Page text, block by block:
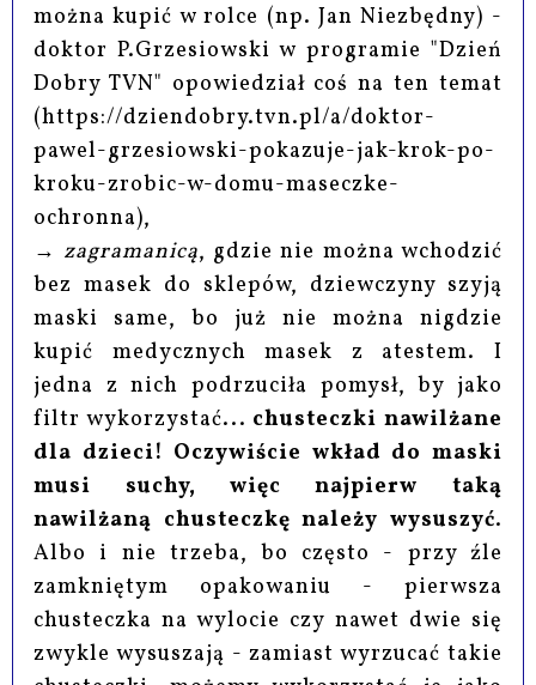
można kupić w rolce (np. Jan Niezbędny) -
doktor P.Grzesiowski w programie "Dzień
Dobry TVN" opowiedział coś na ten temat
(https://dziendobry.tvn.pl/a/doktor-
pawel-grzesiowski-pokazuje-jak-krok-po-
kroku-zrobic-w-domu-maseczke-
ochronna),
→ zagramanicą, gdzie nie można wchodzić
bez masek do sklepów, dziewczyny szyją
maski same, bo już nie można nigdzie
kupić medycznych masek z atestem. I
jedna z nich podrzuciła pomysł, by jako
filtr wykorzystać... chusteczki nawilżane
dla dzieci! Oczywiście wkład do maski
musi suchy, więc najpierw taką
nawilżaną chusteczkę należy wysuszyć.
Albo i nie trzeba, bo często - przy źle
zamkniętym opakowaniu - pierwsza
chusteczka na wylocie czy nawet dwie się
zwykle wysuszają - zamiast wyrzucać takie